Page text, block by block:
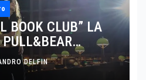
BOOK CLUB” LA
PULL&BEAR
CONCIERTO EN
DE LECTURA
DELFIN